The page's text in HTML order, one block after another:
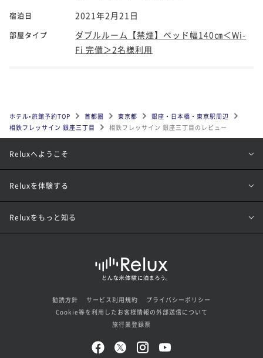
宿泊日 2021年2月21日
部屋タイプ
ダブルルーム【禁煙】ベッド幅140㎝＜Wi-
Fi 完備＞2名様利用
ホテル•旅館予約TOP 首都圏 東京都
銀座・日本橋・東京駅周辺
相鉄フレッサイン 銀座三丁目
相鉄フレッサイン 銀座三丁目のレビュー
Reluxへようこそ
Reluxを体験する
Reluxをもっと知る
勧誘方針 サービス利用規約
プライバシーポリシー
Cookie等を利用したお客様情報の外部送信について
旅行業登録票